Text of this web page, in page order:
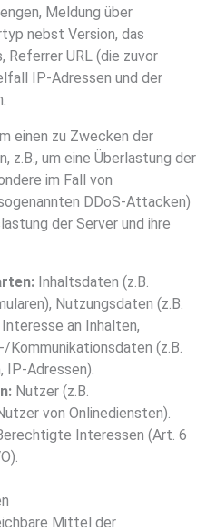
Meldung über
nebst Version, das
URL (die zuvor
IP-Adressen und der
einen zu Zwecken der
z.B., um eine Überlastung der
im Fall von
DDoS-Attacken)
der Server und ihre
Inhaltsdaten (z.B.
Nutzungsdaten (z.B.
an Inhalten,
(z.B.
IP-Adressen).
Nutzer (z.B.
von Onlinediensten).
Interessen (Art. 6
Mittel der